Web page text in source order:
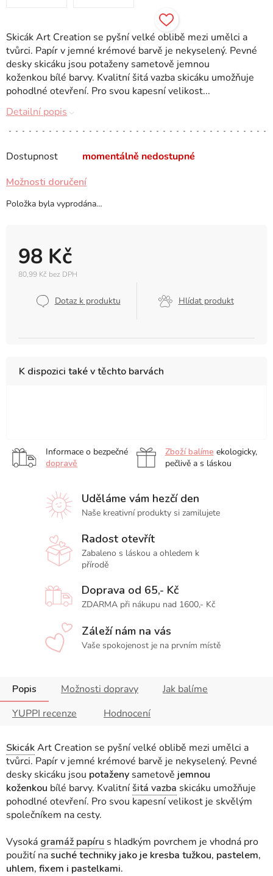
Dostupnost momentálně nedostupné
98 Kč
80,99 Kč bez DPH
Dotaz k produktu Hlídat produkt
Možnosti doručení
Položka byla vyprodána…
Skicák Art Creation se pyšní velké oblibě mezi umělci a
tvůrci. Papír v jemné krémové barvě je nekyselený. Pevné
desky skicáku jsou potaženy sametově jemnou
koženkou bílé barvy. Kvalitní šitá vazba skicáku umožňuje
pohodlné otevření. Pro svou kapesní velikost...
Detailní popis
K dispozici také v těchto barvách
cm
cm
14
cm
Informace o bezpečné
dopravě
Zboží balíme ekologicky,
pečlivě a s láskou
Uděláme vám hezčí den
Naše kreativní produkty si zamilujete
Radost otevřít
Zabaleno s láskou a ohledem k
přírodě
Doprava od 65,- Kč
ZDARMA při nákupu nad 1600,- Kč
Záleží nám na vás
Vaše spokojenost je na prvním místě
Popis Možnosti dopravy
Jak balíme
YUPPI recenze
Hodnocení
SkicákArt Creation se pyšní velké oblibě mezi umělci a
tvůrci. Papír v jemné krémové barvě je nekyselený. Pevné
desky skicáku jsou potaženy sametově jemnou
koženkou bílé barvy. Kvalitníšitá vazba skicáku umožňuje
pohodlné otevření. Pro svou kapesní velikost je skvělým
společníkem na cesty.
Vysoká gramáž papíru s hladkým povrchem je vhodná pro
použití nasuché techniky jako je kresba tužkou, pastelem,
uhlem, fixem i pastelkami.